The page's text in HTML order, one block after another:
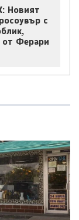
Новият
с
от Ферари